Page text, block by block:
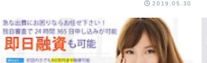
2019.05.30